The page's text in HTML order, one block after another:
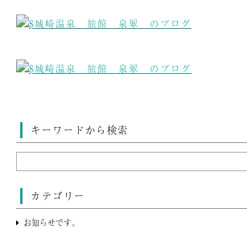
キーワードから検索
カテゴリー
お知らせです。